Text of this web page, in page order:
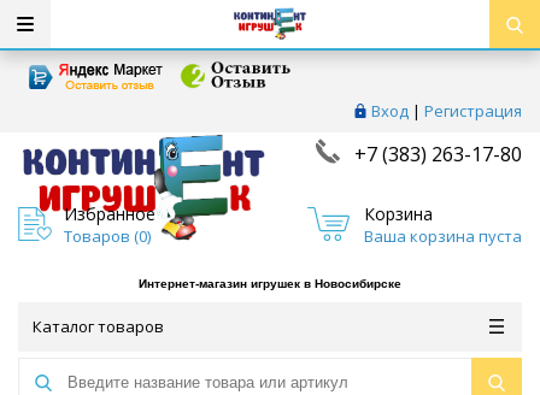
Вход | Регистрация
+7 (383) 263-17-80
Избранное
Товаров (0)
Корзина
Ваша корзина пуста
Интернет-магазин игрушек в Новосибирске
Каталог товаров